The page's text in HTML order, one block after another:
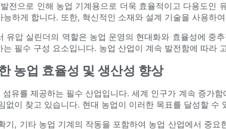
전으로 인해 농업 기계용으로 더욱 효율적이고 다용도인
능하게 합니다. 또한, 혁신적인 소재와 설계 기술을 사용
유압 실린더의 역할은 농업 운영의 현대화와 효율성에
는 필수 구성 요소입니다. 농업 산업이 계속 발전함에 따
농업 효율성 및 생산성 향상
유를 제공하는 필수 산업입니다. 세계 인구가 계속 증가
없이 찾고 있습니다. 현대 농업이 이러한 목표를 달성할
기, 기타 농업 기계의 작동을 포함하여 농업 산업에서 중